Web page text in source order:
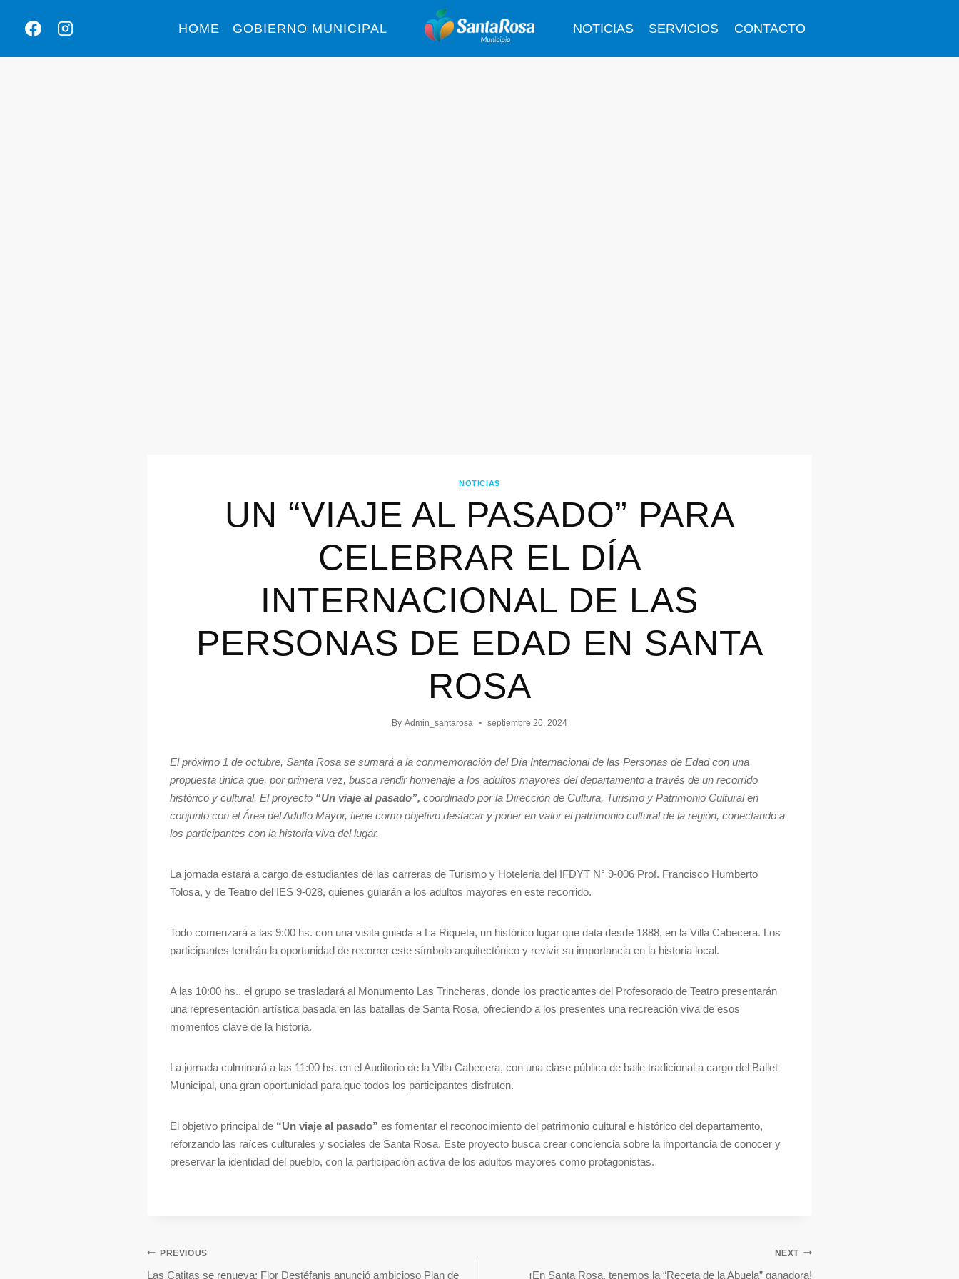
HOME GOBIERNO MUNICIPAL NOTICIAS SERVICIOS CONTACTO
NOTICIAS
UN “VIAJE AL PASADO” PARA
CELEBRAR EL DÍA
INTERNACIONAL DE LAS
PERSONAS DE EDAD EN SANTA
ROSA
By Admin_santarosa septiembre 20, 2024
El próximo 1 de octubre, Santa Rosa se sumará a la conmemoración del Día Internacional de las Personas de Edad con una
propuesta única que, por primera vez, busca rendir homenaje a los adultos mayores del departamento a través de un recorrido
histórico y cultural. El proyecto “Un viaje al pasado”, coordinado por la Dirección de Cultura, Turismo y Patrimonio Cultural en
conjunto con el Área del Adulto Mayor, tiene como objetivo destacar y poner en valor el patrimonio cultural de la región, conectando a
los participantes con la historia viva del lugar.
La jornada estará a cargo de estudiantes de las carreras de Turismo y Hotelería del IFDYT N° 9-006 Prof. Francisco Humberto
Tolosa, y de Teatro del IES 9-028, quienes guiarán a los adultos mayores en este recorrido.
Todo comenzará a las 9:00 hs. con una visita guiada a La Riqueta, un histórico lugar que data desde 1888, en la Villa Cabecera. Los
participantes tendrán la oportunidad de recorrer este símbolo arquitectónico y revivir su importancia en la historia local.
A las 10:00 hs., el grupo se trasladará al Monumento Las Trincheras, donde los practicantes del Profesorado de Teatro presentarán
una representación artística basada en las batallas de Santa Rosa, ofreciendo a los presentes una recreación viva de esos
momentos clave de la historia.
La jornada culminará a las 11:00 hs. en el Auditorio de la Villa Cabecera, con una clase pública de baile tradicional a cargo del Ballet
Municipal, una gran oportunidad para que todos los participantes disfruten.
El objetivo principal de “Un viaje al pasado” es fomentar el reconocimiento del patrimonio cultural e histórico del departamento,
reforzando las raíces culturales y sociales de Santa Rosa. Este proyecto busca crear conciencia sobre la importancia de conocer y
preservar la identidad del pueblo, con la participación activa de los adultos mayores como protagonistas.
PREVIOUS
Las Catitas se renueva: Flor Destéfanis anunció ambicioso Plan de
NEXT
¡En Santa Rosa, tenemos la “Receta de la Abuela” ganadora!